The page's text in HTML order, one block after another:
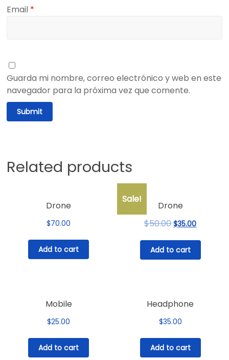
Email *
Guarda mi nombre, correo electrónico y web en este
navegador para la próxima vez que comente.
Related products
Drone
$70.00
Add to cart
Sale!
Drone
$50.00Original
was:
$50.00.
$35.00Current
is:
Add to cart
Mobile
$25.00
Add to cart
Headphone
$35.00
Add to cart